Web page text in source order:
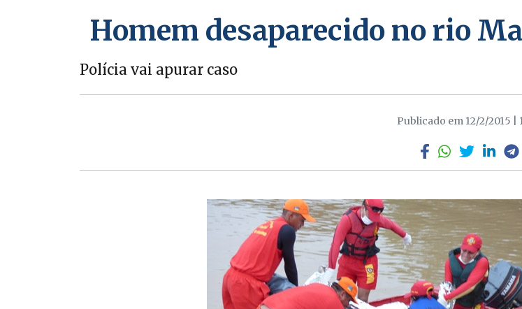
Homem desaparecido no rio
Polícia vai apurar caso
Publicado em 12/2/2015 |